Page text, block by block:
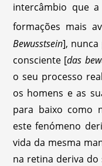
intercâmbio que
formações mais
Bewusstsein], nunca
consciente [das
o seu processo
os homens e as
para baixo como
este fenómeno
vida da mesma
na retina deriva do